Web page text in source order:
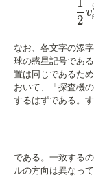
2
v
なお、各文字の添字
球の惑星記号であ
置は同じであるため
おいて、「探査機
するはずである。す
である。一致する
ルの方向は異なっ